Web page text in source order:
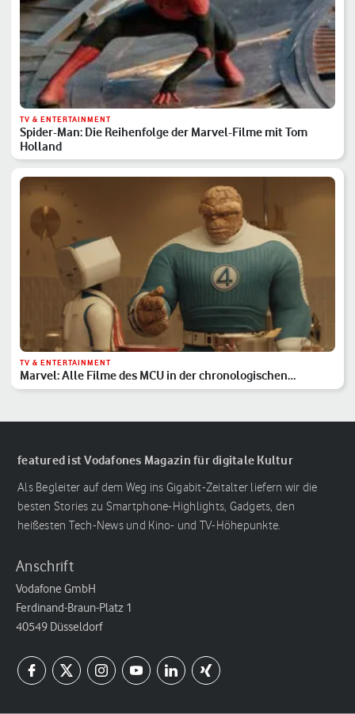
TV & ENTERTAINMENT
Spider-Man: Die Reihenfolge der Marvel-Filme mit Tom
Holland
TV & ENTERTAINMENT
Marvel: Alle Filme des MCU in der chronologischen
Reihenfolge
featured ist Vodafones Magazin für digitale Kultur
Als Begleiter auf dem Weg ins Gigabit-Zeitalter liefern wir die
besten Stories zu Smartphone-Highlights, Gadgets, den
heißesten Tech-News und Kino- und TV-Höhepunkte.
Anschrift
Vodafone GmbH
Ferdinand-Braun-Platz 1
40549 Düsseldorf